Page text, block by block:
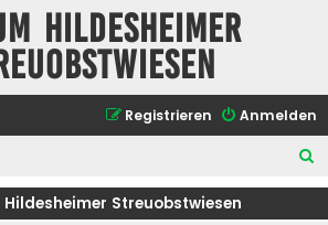
Hildesheimer
Anmelden
Registrieren
u
Hildesheimer Streuobstwiesen